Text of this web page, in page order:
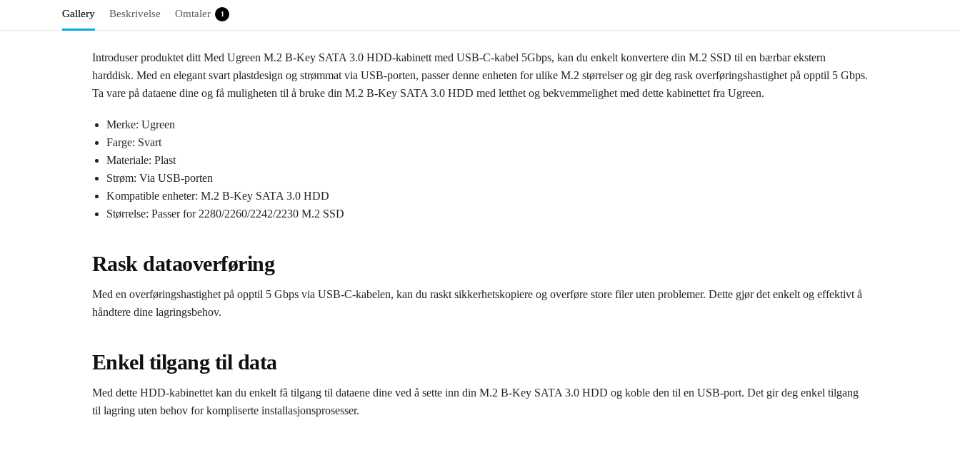
Gallery Beskrivelse Omtaler 1
Introduser produktet ditt Med Ugreen M.2 B-Key SATA 3.0 HDD-kabinett med USB-C-kabel 5Gbps, kan du enkelt konvertere din M.2 SSD til en bærbar ekstern
harddisk. Med en elegant svart plastdesign og strømmat via USB-porten, passer denne enheten for ulike M.2 størrelser og gir deg rask overføringshastighet på opptil 5 Gbps.
Ta vare på dataene dine og få muligheten til å bruke din M.2 B-Key SATA 3.0 HDD med letthet og bekvemmelighet med dette kabinettet fra Ugreen.
Merke: Ugreen
Farge: Svart
Materiale: Plast
Strøm: Via USB-porten
Kompatible enheter: M.2 B-Key SATA 3.0 HDD
Størrelse: Passer for 2280/2260/2242/2230 M.2 SSD
Rask dataoverføring
Med en overføringshastighet på opptil 5 Gbps via USB-C-kabelen, kan du raskt sikkerhetskopiere og overføre store filer uten problemer. Dette gjør det enkelt og effektivt å
håndtere dine lagringsbehov.
Enkel tilgang til data
Med dette HDD-kabinettet kan du enkelt få tilgang til dataene dine ved å sette inn din M.2 B-Key SATA 3.0 HDD og koble den til en USB-port. Det gir deg enkel tilgang
til lagring uten behov for kompliserte installasjonsprosesser.